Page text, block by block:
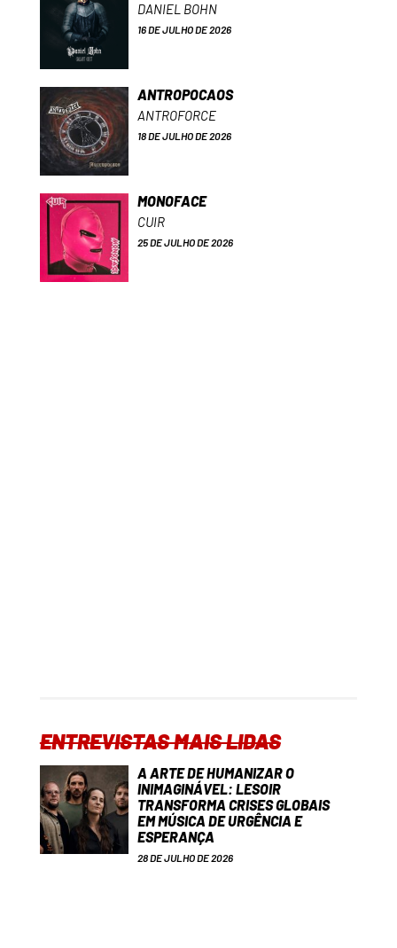
DANIEL BOHN
16 DE JULHO DE 2026
ANTROPOCAOS
ANTROFORCE
18 DE JULHO DE 2026
MONOFACE
CUIR
25 DE JULHO DE 2026
ENTREVISTAS MAIS LIDAS
A ARTE DE HUMANIZAR O
INIMAGINÁVEL: LESOIR
TRANSFORMA CRISES GLOBAIS
EM MÚSICA DE URGÊNCIA E
ESPERANÇA
28 DE JULHO DE 2026